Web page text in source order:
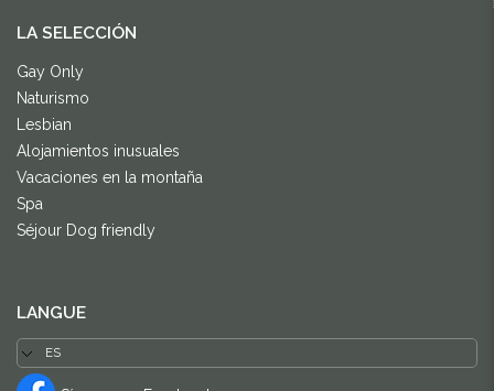
LA SELECCIÓN
Gay Only
Naturismo
Lesbian
Alojamientos inusuales
Vacaciones en la montaña
Spa
Séjour Dog friendly
LANGUE